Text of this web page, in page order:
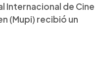
Internacional de Cine
(Mupi) recibió un